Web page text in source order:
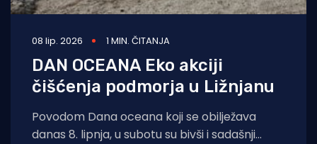
08 lip. 2026 1 MIN. ČITANJA
DAN OCEANA Eko akciji
čišćenja podmorja u Ližnjanu
Povodom Dana oceana koji se obilježava
danas 8. lipnja, u subotu su bivši i sadašnji